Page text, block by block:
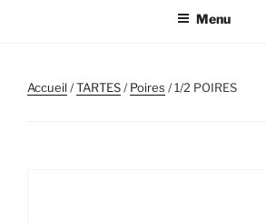
Menu
Accueil/TARTES/Poires / 1/2 POIRES